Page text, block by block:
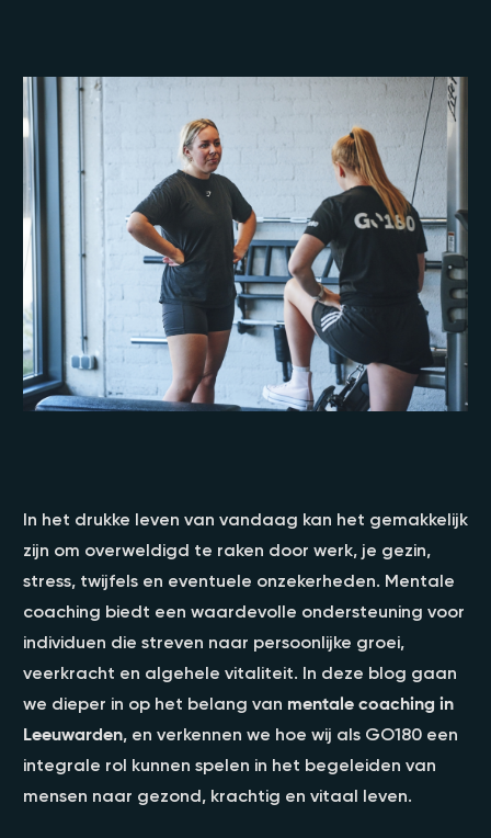
In het drukke leven van vandaag kan het gemakkelijk
zijn om overweldigd te raken door werk, je gezin,
stress, twijfels en eventuele onzekerheden. Mentale
coaching biedt een waardevolle ondersteuning voor
individuen die streven naar persoonlijke groei,
veerkracht en algehele vitaliteit. In deze blog gaan
we dieper in op het belang van mentale coaching in
Leeuwarden, en verkennen we hoe wij als GO180 een
integrale rol kunnen spelen in het begeleiden van
mensen naar gezond, krachtig en vitaal leven.